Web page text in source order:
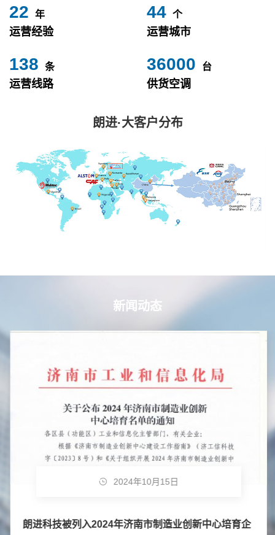
24 年
运营经验
49 个
运营城市
153 条
运营线路
40000 台
供货空调
朗进·大客户分布
新闻动态
2024年10月15日
朗进科技被列入2024年济南市制造业创新中心培育企